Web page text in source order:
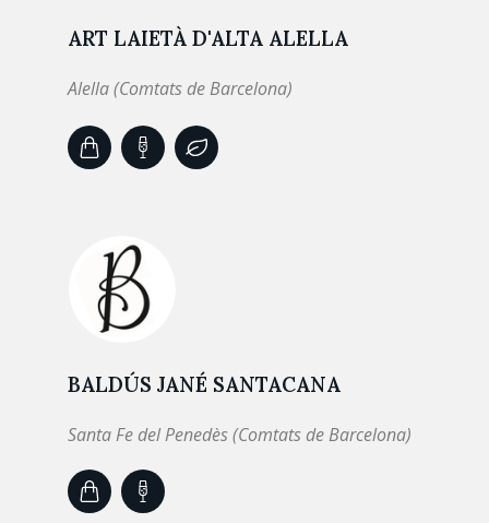
ART LAIETÀ D'ALTA ALELLA
Alella (Comtats de Barcelona)
BALDÚS JANÉ SANTACANA
Santa Fe del Penedès (Comtats de Barcelona)